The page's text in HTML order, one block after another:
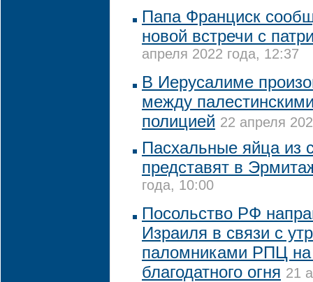
Папа Франциск
новой встречи с
апреля 2022 года, 12:37
В Иерусалиме
между
полицией 22 апреля
Пасхальные яйца из
представят в
года, 10:00
Посольство РФ
Израиля в связи с
паломниками РПЦ на
благодатного огня 21